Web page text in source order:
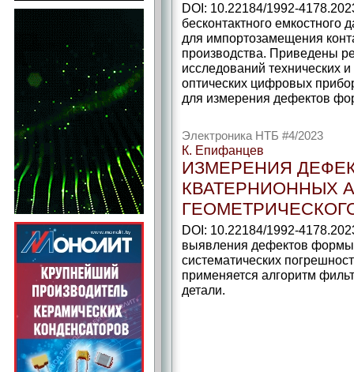
DOI: 10.22184/1992-
бесконтактного
для импортозамещения
производства. Приведены
исследований технических
оптических цифровых
для измерения дефектов
Электроника НТБ #4/2023
К. Епифанцев
ИЗМЕРЕНИЯ
КВАТЕРНИОННЫХ
DOI: 10.22184/1992-
выявления дефектов формы
систематических
применяется алгоритм
детали.